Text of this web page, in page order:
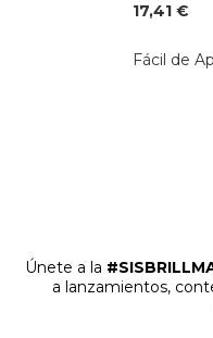
17,41 €
Fácil de
Únete a la
a lanzamientos,